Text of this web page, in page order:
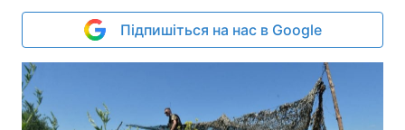
Підпишіться на нас в Google